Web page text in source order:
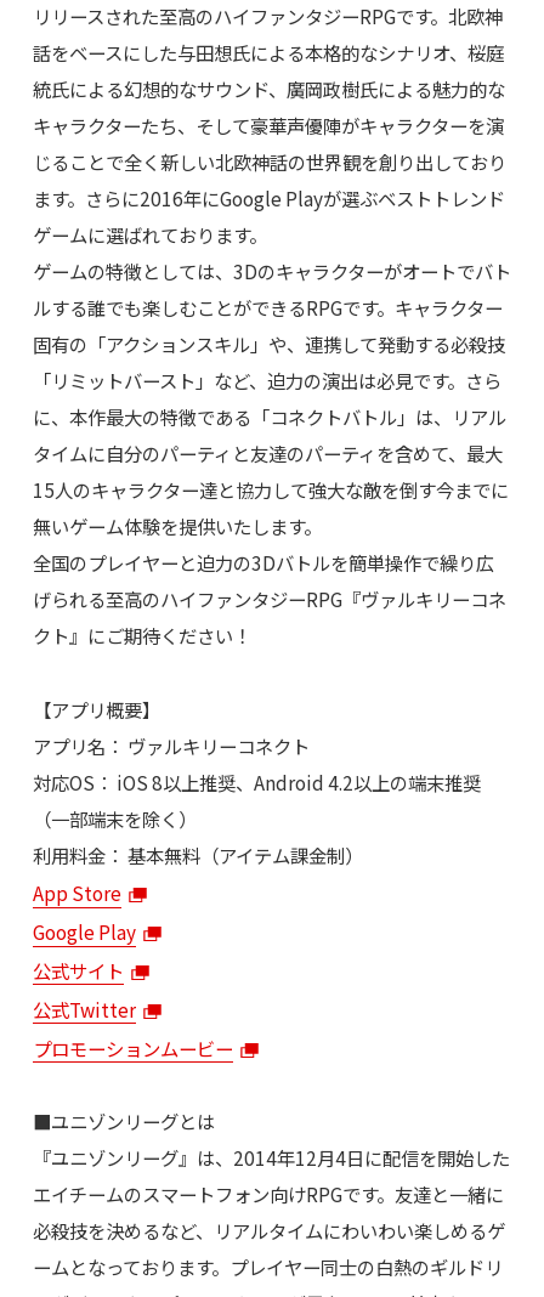
リリースされた至高のハイファンタジーRPGです。北欧神
話をベースにした与田想氏による本格的なシナリオ、桜庭
統氏による幻想的なサウンド、廣岡政樹氏による魅力的な
キャラクターたち、そして豪華声優陣がキャラクターを演
じることで全く新しい北欧神話の世界観を創り出しており
ます。さらに2016年にGoogle Playが選ぶベストトレンド
ゲームに選ばれております。
ゲームの特徴としては、3Dのキャラクターがオートでバト
ルする誰でも楽しむことができるRPGです。キャラクター
固有の「アクションスキル」や、連携して発動する必殺技
「リミットバースト」など、迫力の演出は必見です。さら
に、本作最大の特徴である「コネクトバトル」は、リアル
タイムに自分のパーティと友達のパーティを含めて、最大
15人のキャラクター達と協力して強大な敵を倒す今までに
無いゲーム体験を提供いたします。
全国のプレイヤーと迫力の3Dバトルを簡単操作で繰り広
げられる至高のハイファンタジーRPG『ヴァルキリーコネ
クト』にご期待ください！
【アプリ概要】
アプリ名： ヴァルキリーコネクト
対応OS： iOS 8以上推奨、Android 4.2以上の端末推奨
（一部端末を除く）
利用料金： 基本無料（アイテム課金制）
App Store
Google Play
公式サイト
公式Twitter
プロモーションムービー
■ユニゾンリーグとは
『ユニゾンリーグ』は、2014年12月4日に配信を開始した
エイチームのスマートフォン向けRPGです。友達と一緒に
必殺技を決めるなど、リアルタイムにわいわい楽しめるゲ
ームとなっております。プレイヤー同士の白熱のギルドリ